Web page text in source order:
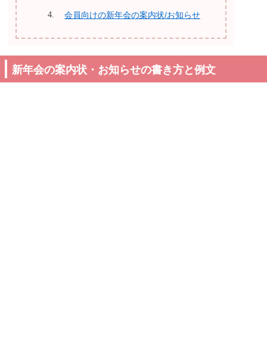
会員向けの新年会の案内状/お知らせ
新年会の案内状・お知らせの書き方と例文